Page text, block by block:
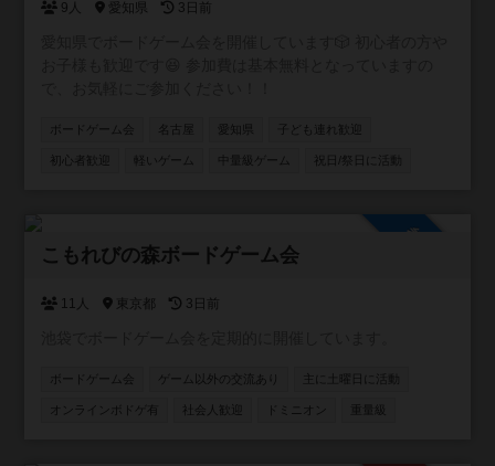
9人 愛知県 3日前
ボードゲーム会 名古屋 愛知県 子ども連れ歓迎
初心者歓迎 軽いゲーム 中量級ゲーム 祝日/祭日に活動
こもれびの森ボードゲーム会
11人 東京都 3日前
ボードゲーム会 ゲーム以外の交流あり
オンラインボドゲ有 社会人歓迎 ドミニオン 重量級